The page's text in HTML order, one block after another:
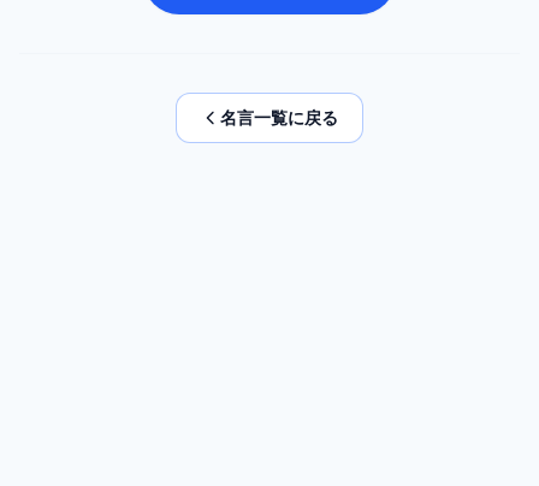
名言一覧に戻る